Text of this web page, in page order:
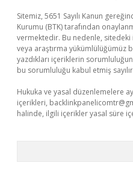
Sitemiz, 5651 Sayılı Kanun
Kurumu (BTK) tarafından
vermektedir. Bu nedenle,
veya araştırma yükümlülüğümüz
yazdıkları içeriklerin
bu sorumluluğu kabul etmiş
Hukuka ve yasal düzenlemelere
içerikleri,
halinde, ilgili içerikler yasal süre